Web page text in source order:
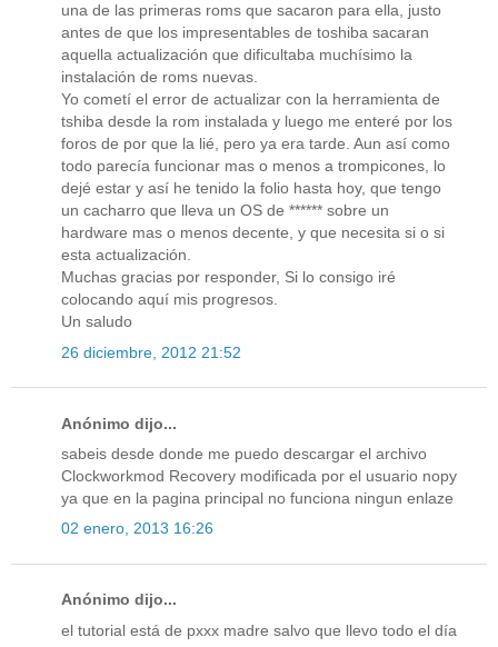
una de las primeras roms que sacaron para ella, justo
antes de que los impresentables de toshiba sacaran
aquella actualización que dificultaba muchísimo la
instalación de roms nuevas.
Yo cometí el error de actualizar con la herramienta de
tshiba desde la rom instalada y luego me enteré por los
foros de por que la lié, pero ya era tarde. Aun así como
todo parecía funcionar mas o menos a trompicones, lo
dejé estar y así he tenido la folio hasta hoy, que tengo
un cacharro que lleva un OS de ****** sobre un
hardware mas o menos decente, y que necesita si o si
esta actualización.
Muchas gracias por responder, Si lo consigo iré
colocando aquí mis progresos.
Un saludo
26 diciembre, 2012 21:52
Anónimo dijo...
sabeis desde donde me puedo descargar el archivo
Clockworkmod Recovery modificada por el usuario nopy
ya que en la pagina principal no funciona ningun enlaze
02 enero, 2013 16:26
Anónimo dijo...
el tutorial está de pxxx madre salvo que llevo todo el día